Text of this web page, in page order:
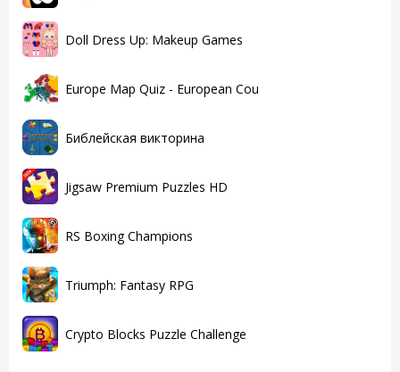
Doll Dress Up: Makeup Games
Europe Map Quiz - European Cou
Библейская викторина
Jigsaw Premium Puzzles HD
RS Boxing Champions
Triumph: Fantasy RPG
Crypto Blocks Puzzle Challenge